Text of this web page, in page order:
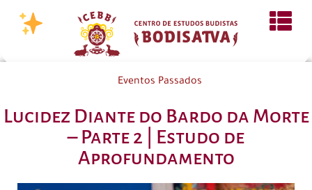
Eventos Passados
Lucidez Diante do Bardo da Morte
– Parte 2 | Estudo de
Aprofundamento